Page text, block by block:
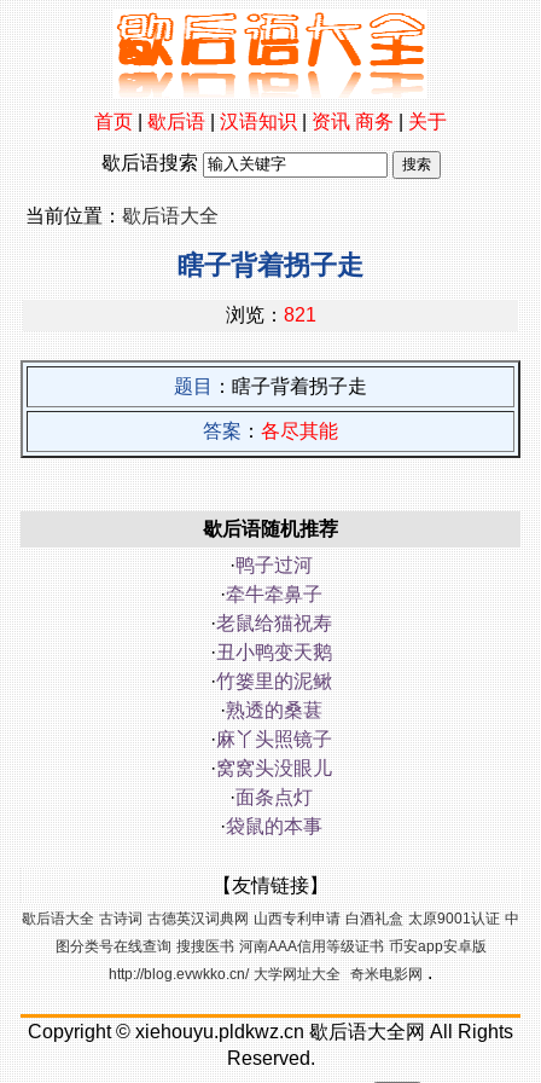
首页|歇后语|汉语知识|资讯 商务|关于
歇后语搜索
当前位置：歇后语大全
瞎子背着拐子走
浏览： 821
题目 ：瞎子背着拐子走
答案 ： 各尽其能
歇后语随机推荐
·鸭子过河
·牵牛牵鼻子
·老鼠给猫祝寿
·丑小鸭变天鹅
·竹篓里的泥鳅
·熟透的桑葚
·麻丫头照镜子
·窝窝头没眼儿
·面条点灯
·袋鼠的本事
【友情链接】
歇后语大全 古诗词 古德英汉词典网 山西专利申请 白酒礼盒 太原9001认证 中
图分类号在线查询 搜搜医书 河南AAA信用等级证书 币安app安卓版
http://blog.evwkko.cn/ 大学网址大全 奇米电影网.
Copyright ©xiehouyu.pldkwz.cn 歇后语大全网All Rights
Reserved.